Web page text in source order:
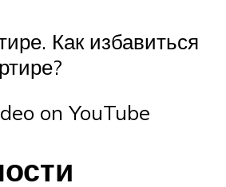
Как избавиться
on YouTube